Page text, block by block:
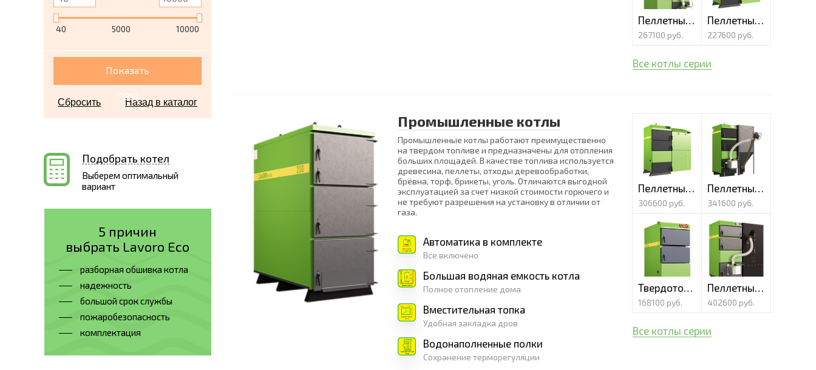
40 5000 10000
Показать
(188 )
Сбросить Назад в каталог
Подобрать котел
Выберем оптимальный
вариант
5 причин
выбрать Lavoro Eco
разборная обшивка котла
надежность
большой срок службы
пожаробезопасность
комплектация
Пеллетный котел Lavoro Eco LF-16 «Compact»
267100 руб.
Пеллетный котел Lavoro Eco LR-16
227600 руб.
Все котлы серии
Промышленные котлы
Промышленные котлы работают преимущественно
на твердом топливе и предназначены для отопления
больших площадей. В качестве топлива используется
древесина, пеллеты, отходы деревообработки,
брёвна, торф, брикеты, уголь. Отличаются выгодной
эксплуатацией за счет низкой стоимости горючего и
не требуют разрешения на установку в отличии от
газа.
Автоматика в комплекте
Все включено
Большая водяная емкость котла
Полное отопление дома
Вместительная топка
Удобная закладка дров
Водонаполненные полки
Сохранение терморегуляции
Пеллетный котел Lavoro Eco LR-42
306600 руб.
Пеллетный котел Lavoro Eco LF-42
341600 руб.
Твердотопливный полуавтоматический котел Lavoro Eco L-42
168100 руб.
Пеллетный котел Lavoro Eco LF-52
402600 руб.
Все котлы серии